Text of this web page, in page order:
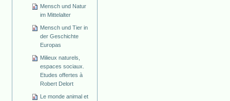
Mensch und Natur
im Mittelalter
Mensch und Tier in
der Geschichte
Europas
Milieux naturels,
espaces sociaux.
Etudes offertes à
Robert Delort
Le monde animal et